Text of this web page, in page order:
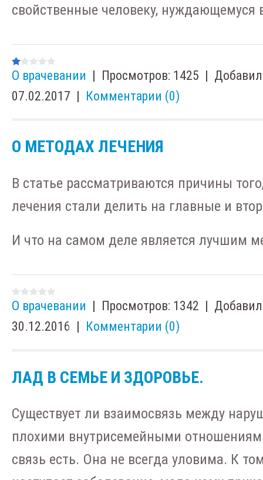
свойственные человеку,
О врачевании | Просмотров: 1425 |
07.02.2017 | Комментарии (0)
О МЕТОДАХ ЛЕЧЕНИЯ
В статье рассматриваются причины
лечения стали делить на главные и
И что на самом деле является лучшим
О врачевании | Просмотров: 1342 |
30.12.2016 | Комментарии (0)
ЛАД В СЕМЬЕ И ЗДОРОВЬЕ.
Существует ли взаимосвязь между
плохими внутрисемейными
связь есть. Она не всегда уловима. К